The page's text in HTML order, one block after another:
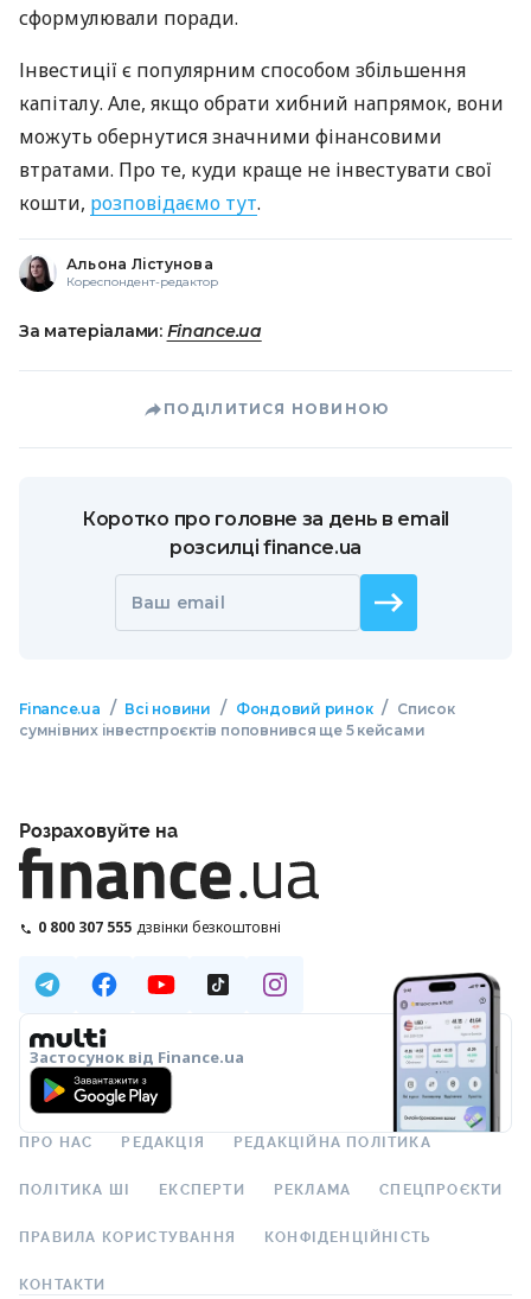
сформулювали поради.
Інвестиції є популярним способом збільшення
капіталу. Але, якщо обрати хибний напрямок, вони
можуть обернутися значними фінансовими
втратами. Про те, куди краще не інвестувати свої
кошти, розповідаємо тут.
Альона Лістунова
Кореспондент-редактор
За матеріалами: Finance.ua
ПОДІЛИТИСЯ НОВИНОЮ
Коротко про головне за день в email
розсилці finance.ua
Ваш email
Finance.ua / Всі новини / Фондовий ринок / Список
сумнівних інвестпроєктів поповнився ще 5 кейсами
Розраховуйте на
0 800 307 555 дзвінки безкоштовні
Застосунок від Finance.ua
ПРО НАС РЕДАКЦІЯ РЕДАКЦІЙНА ПОЛІТИКА
ПОЛІТИКА ШІ ЕКСПЕРТИ РЕКЛАМА СПЕЦПРОЄКТИ
ПРАВИЛА КОРИСТУВАННЯ КОНФІДЕНЦІЙНІСТЬ
КОНТАКТИ